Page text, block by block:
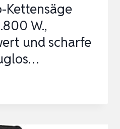
Kettensäge
W.,
und scharfe